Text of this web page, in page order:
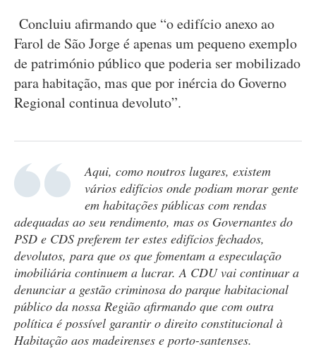
Concluiu afirmando que “o edifício anexo ao
Farol de São Jorge é apenas um pequeno exemplo
de património público que poderia ser mobilizado
para habitação, mas que por inércia do Governo
Regional continua devoluto”.
Aqui, como noutros lugares, existem
vários edifícios onde podiam morar gente
em habitações públicas com rendas
adequadas ao seu rendimento, mas os Governantes do
PSD e CDS preferem ter estes edifícios fechados,
devolutos, para que os que fomentam a especulação
imobiliária continuem a lucrar. A CDU vai continuar a
denunciar a gestão criminosa do parque habitacional
público da nossa Região afirmando que com outra
política é possível garantir o direito constitucional à
Habitação aos madeirenses e porto-santenses.